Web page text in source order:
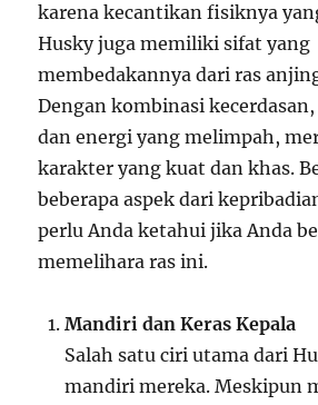
karena kecantikan fisiknya
Husky juga memiliki sifat yang
membedakannya dari ras
Dengan kombinasi
dan energi yang melimpah,
karakter yang kuat dan khas.
beberapa aspek dari
perlu Anda ketahui jika Anda
memelihara ras ini.
Mandiri dan Keras Kepala
Salah satu ciri utama dari
mandiri mereka. Meskipun